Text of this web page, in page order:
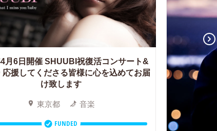
月6日開催 SHUUBI祝復活コンサート&
応援してくださる皆様に心を込めてお届
け致します
東京都 音楽
FUNDED